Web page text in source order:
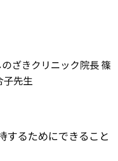
ざきクリニック院長 篠
子先生
するためにできること